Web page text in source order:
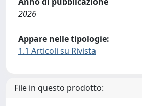
2026
Appare nelle tipologie:
1.1 Articoli su Rivista
File in questo prodotto: